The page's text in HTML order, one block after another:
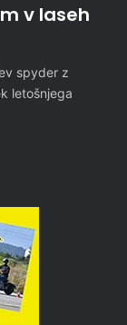
v laseh
spyder z
letošnjega